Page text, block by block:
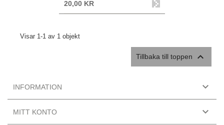
20,00 KR
Visar 1-1 av 1 objekt
Tillbaka till toppen 
INFORMATION 
MITT KONTO 